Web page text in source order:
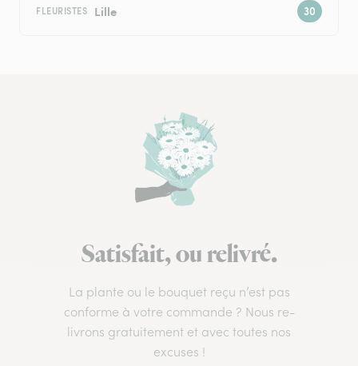
FLEURISTES Lille
Satisfait, ou relivré.
La plante ou le bouquet reçu n’est pas
conforme à votre commande ? Nous re-
livrons gratuitement et avec toutes nos
excuses !